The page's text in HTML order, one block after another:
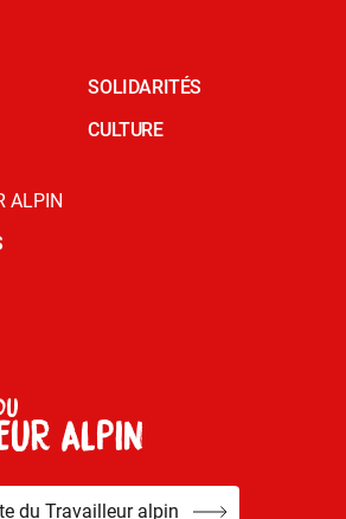
SOLIDARITÉS
CULTURE
ALPIN
du Travailleur alpin